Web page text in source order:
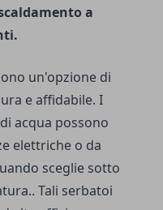
a
un'opzione di
e affidabile. I
acqua possono
elettriche o da
sceglie sotto
Tali serbatoi